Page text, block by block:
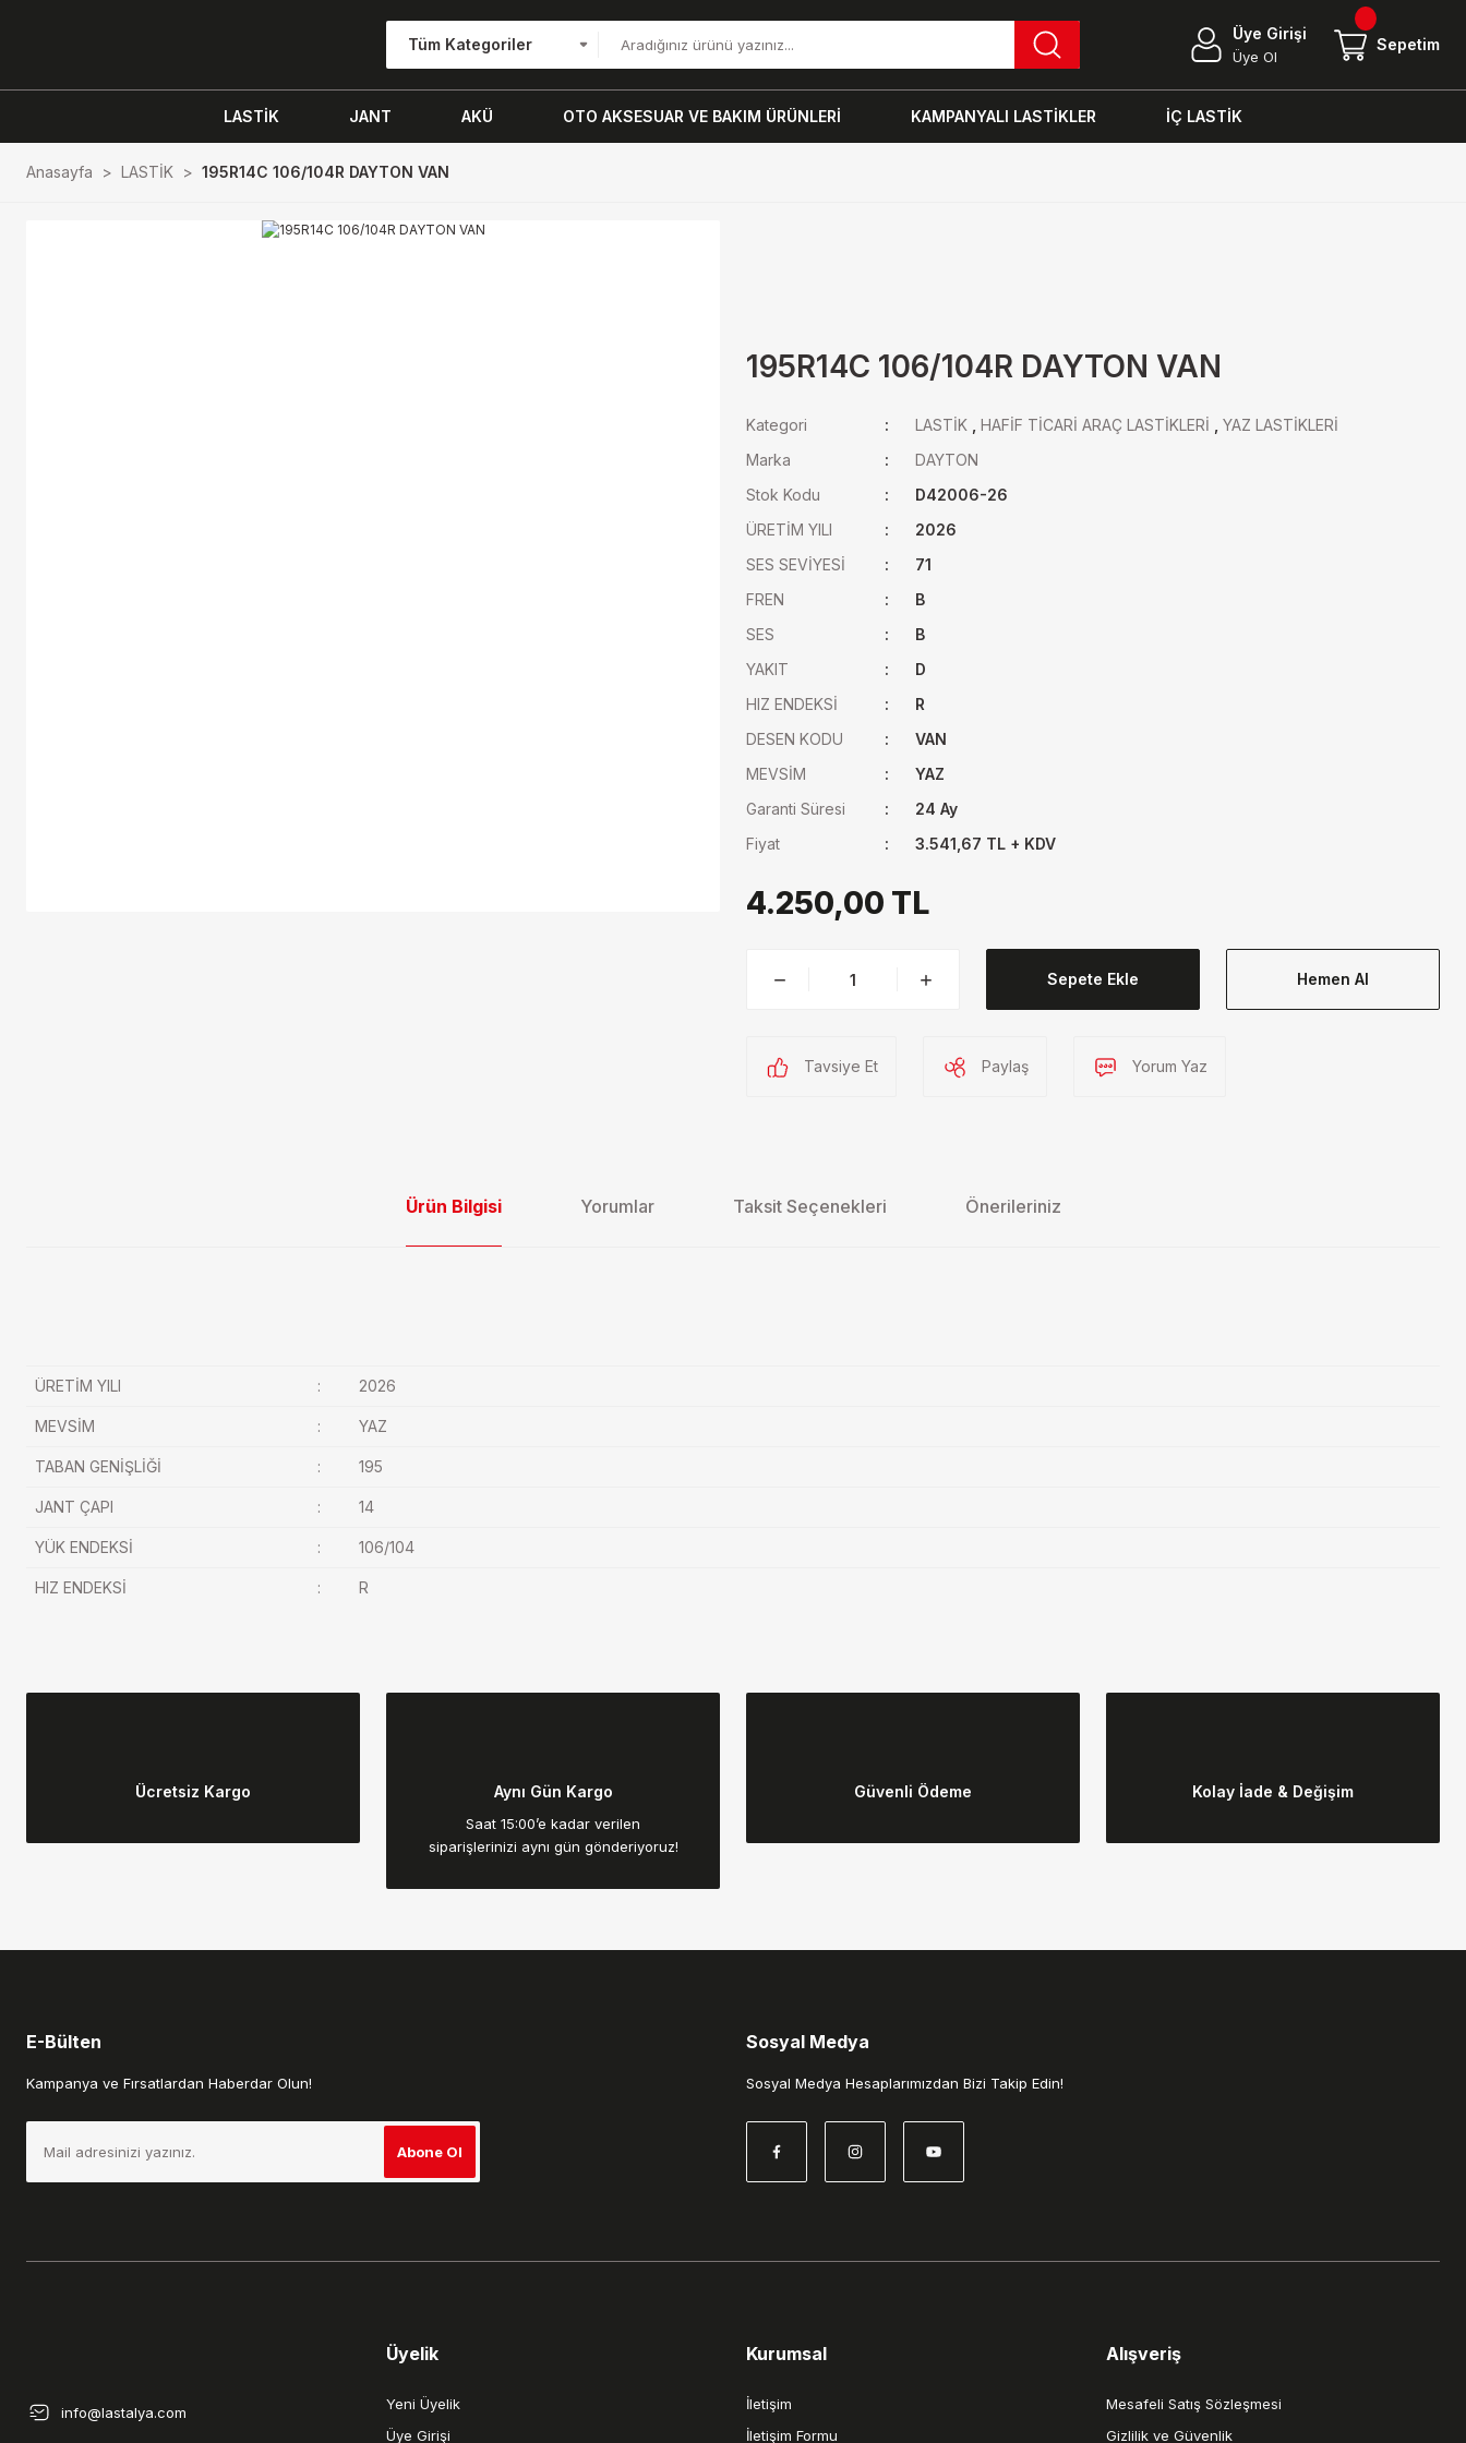
Tüm Kategoriler
Üye Girişi
Üye Ol
Sepetim
LASTİK JANT AKÜ OTO AKSESUAR VE BAKIM ÜRÜNLERİ KAMPANYALI LASTİKLER İÇ LASTİK
Anasayfa LASTİK 195R14C 106/104R DAYTON VAN
195R14C 106/104R DAYTON VAN
Kategori LASTİK ,HAFİF TİCARİ ARAÇ LASTİKLERİ ,YAZ LASTİKLERİ
Marka
DAYTON
Stok Kodu
D42006-26
ÜRETİM YILI
2026
SES SEVİYESİ
71
FREN
B
SES
B
YAKIT
D
HIZ ENDEKSİ
R
DESEN KODU
VAN
MEVSİM
YAZ
Garanti Süresi
24 Ay
Fiyat
3.541,67 TL + KDV
4.250,00 TL
Sepete Ekle Hemen Al
Tavsiye Et Paylaş Yorum Yaz
Ürün Bilgisi Yorumlar Taksit Seçenekleri Önerileriniz
ÜRETİM YILI : 2026
MEVSİM : YAZ
TABAN GENİŞLİĞİ : 195
JANT ÇAPI : 14
YÜK ENDEKSİ : 106/104
HIZ ENDEKSİ : R
Ürün resmi kalitesiz, bozuk veya görüntülenemiyor.
Gönder
Ücretsiz Kargo Aynı Gün Kargo
Saat 15:00’e kadar verilen
siparişlerinizi aynı gün gönderiyoruz!
Güvenli Ödeme Kolay İade & Değişim
E-Bülten
Kampanya ve Fırsatlardan Haberdar Olun!
Abone Ol
Sosyal Medya
Sosyal Medya Hesaplarımızdan Bizi Takip Edin!
info@lastalya.com
Üyelik
Yeni Üyelik
Üye Girişi
Kurumsal
İletişim
İletişim Formu
Alışveriş
Mesafeli Satış Sözleşmesi
Gizlilik ve Güvenlik